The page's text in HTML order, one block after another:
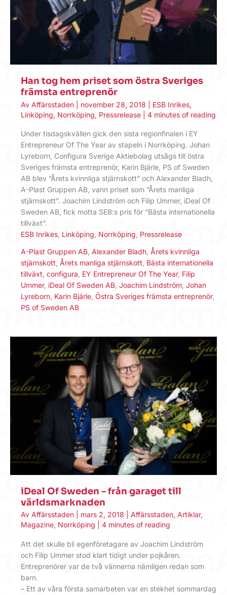
Han tog hem priset som östra Sveriges
främsta entreprenör
Av Affärsstaden november 28, 2018 ESB Inrikes,
Linköping, Norrköping, Pressrelease 4 minutes of reading
Under tisdagskvällen gick den sista regionfinalen i EY
Entrepreneur Of The Year av stapeln i Norrköping. Johan
Lyreborn, Configura Sverige Aktiebolag utsågs till östra
Sveriges främsta entreprenör, Karin Bjärle, PS of Sweden
AB blev ”Årets kvinnliga stjärnskott” och Alexander Bladh,
A-Plast Gruppen AB, vann priset som ”Årets manliga
stjärnskott”. Joachim Lindström och Filip Ummer, iDeal Of
Sweden AB, fick motta SEB:s pris för ”Bästa internationella
tillväxt”.
ESB Inrikes Linköping Norrköping Pressrelease
A-Plast Gruppen AB Alexander Bladh Årets kvinnliga
stjärnskott Årets manliga stjärnskott Bästa internationella
tillväxt configura EY Entrepreneur Of The Year, Filip
Ummer, iDeal Of Sweden AB Joachim Lindström Johan
Lyreborn Karin Bjärle Östra Sveriges främsta entreprenör,
PS of Sweden AB
iDeal Of Sweden – från garaget till
världsmarknaden
Av Affärsstaden mars 2, 2018 Affärsstaden, Artiklar,
Magazine, Norrköping 4 minutes of reading
Att det skulle bli egenföretagare av Joachim Lindström
och Filip Ummer stod klart tidigt under pojkåren.
Entreprenörer var de två vännerna nämligen redan som
barn.
– Ett av våra första samarbeten var en stekhet sommardag